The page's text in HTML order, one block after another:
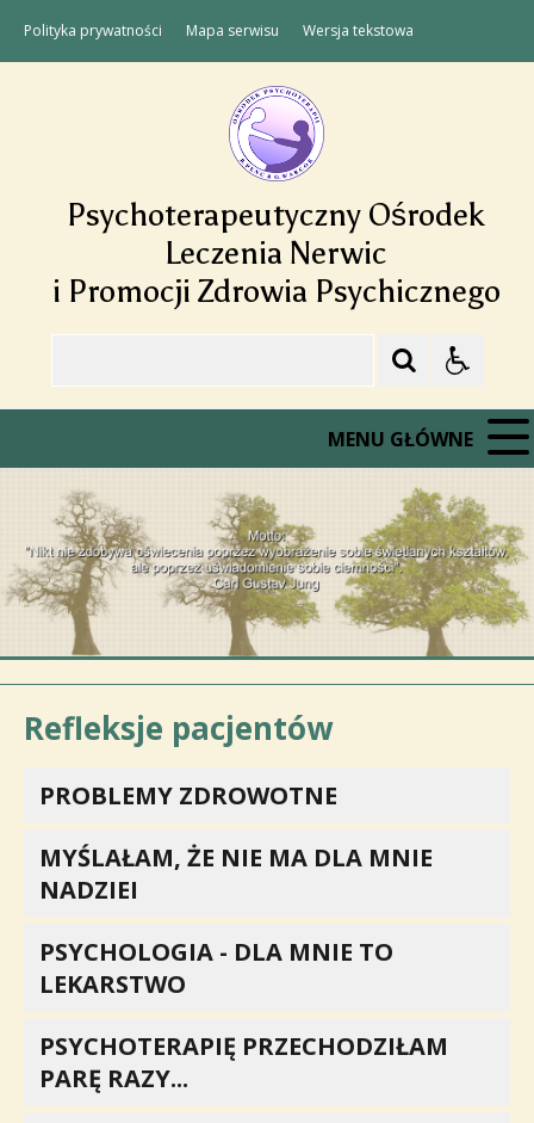
Polityka prywatności Mapa serwisu Wersja tekstowa
Psychoterapeutyczny Ośrodek
Leczenia Nerwic
i Promocji Zdrowia Psychicznego
MENU GŁÓWNE
Refleksje pacjentów
PROBLEMY ZDROWOTNE
MYŚLAŁAM, ŻE NIE MA DLA MNIE
NADZIEI
PSYCHOLOGIA - DLA MNIE TO
LEKARSTWO
PSYCHOTERAPIĘ PRZECHODZIŁAM
PARĘ RAZY...